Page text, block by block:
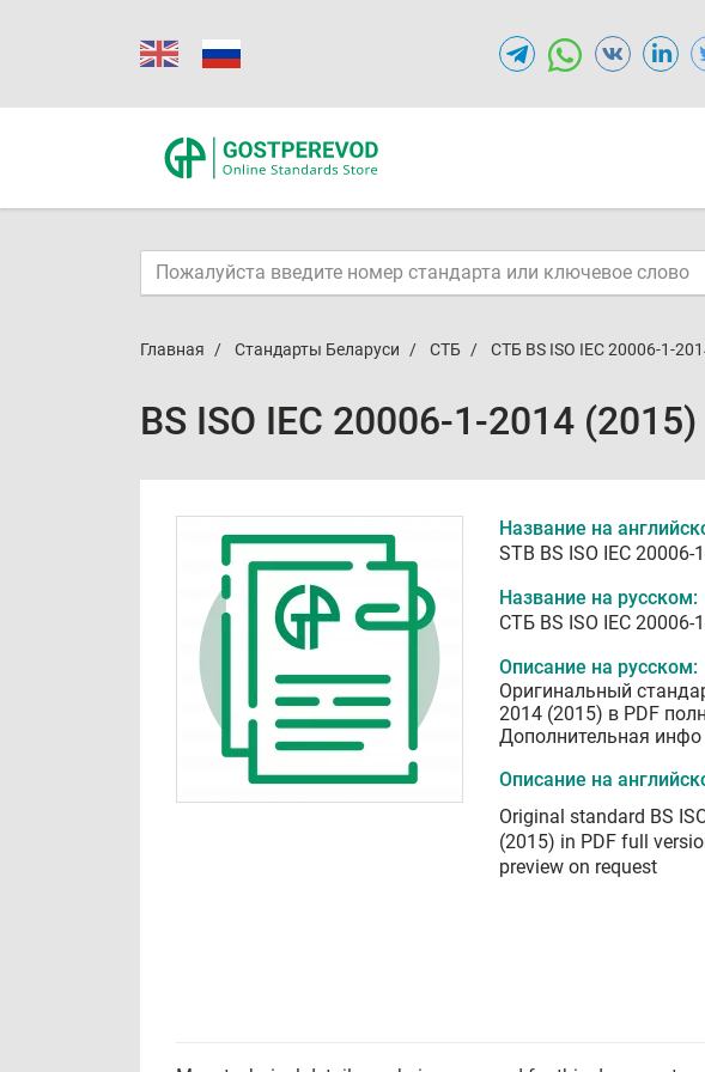
Главная Стандарты Беларуси СТБ СТБ BS ISO IEC 20006-1-
BS ISO IEC 20006-1-2014 (2015)
Название на
STB BS ISO IEC 20006-
Название на русском:
СТБ BS ISO IEC 20006-
Описание на русском:
Оригинальный
2014 (2015) в PDF
Дополнительная
Описание на
Original standard BS
(2015) in PDF full
preview on request